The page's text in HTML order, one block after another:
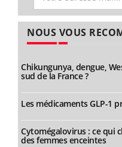
NOUS VOUS
Chikungunya, dengue,
sud de la France ?
Les médicaments GLP-1
Cytomégalovirus : ce qui
des femmes enceintes